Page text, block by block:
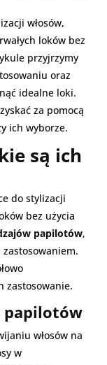
włosów,
loków bez
przyjrzymy
oraz
idealne loki.
za pomocą
ich wyborze.
są ich
do stylizacji
bez użycia
papilotów,
zastosowanie.
papilotów
włosów na
w